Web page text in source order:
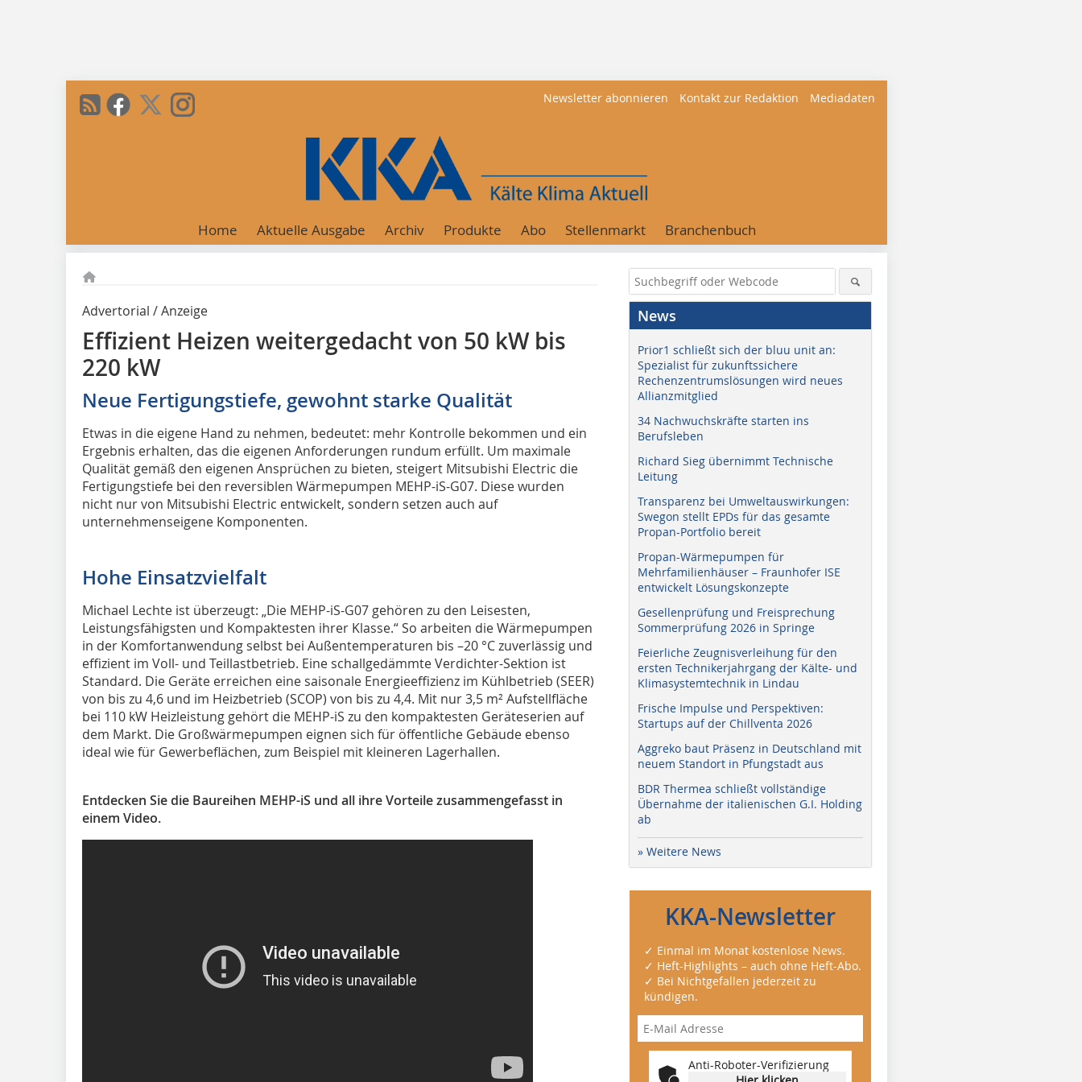
Newsletter abonnieren Kontakt zur Redaktion Mediadaten
Home Aktuelle Ausgabe Archiv Produkte Abo Stellenmarkt Branchenbuch
Advertorial / Anzeige
Effizient Heizen weitergedacht von 50 kW bis
220 kW
Neue Fertigungstiefe, gewohnt starke Qualität
Etwas in die eigene Hand zu nehmen, bedeutet: mehr Kontrolle bekommen und ein
Ergebnis erhalten, das die eigenen Anforderungen rundum erfüllt. Um maximale
Qualität gemäß den eigenen Ansprüchen zu bieten, steigert Mitsubishi Electric die
Fertigungstiefe bei den reversiblen Wärmepumpen MEHP-iS-G07. Diese wurden
nicht nur von Mitsubishi Electric entwickelt, sondern setzen auch auf
unternehmenseigene Komponenten.
Hohe Einsatzvielfalt
Michael Lechte ist überzeugt: „Die MEHP-iS-G07 gehören zu den Leisesten,
Leistungsfähigsten und Kompaktesten ihrer Klasse.“ So arbeiten die Wärmepumpen
in der Komfortanwendung selbst bei Außentemperaturen bis –20 °C zuverlässig und
effizient im Voll- und Teillastbetrieb. Eine schallgedämmte Verdichter-Sektion ist
Standard. Die Geräte erreichen eine saisonale Energieeffizienz im Kühlbetrieb (SEER)
von bis zu 4,6 und im Heizbetrieb (SCOP) von bis zu 4,4. Mit nur 3,5 m² Aufstellfläche
bei 110 kW Heizleistung gehört die MEHP-iS zu den kompaktesten Geräteserien auf
dem Markt. Die Großwärmepumpen eignen sich für öffentliche Gebäude ebenso
ideal wie für Gewerbeflächen, zum Beispiel mit kleineren Lagerhallen.
Entdecken Sie die Baureihen MEHP-iS und all ihre Vorteile zusammengefasst in
einem Video.
News
Prior1 schließt sich der bluu unit an:
Spezialist für zukunftssichere
Rechenzentrumslösungen wird neues
Allianzmitglied
34 Nachwuchskräfte starten ins
Berufsleben
Richard Sieg übernimmt Technische
Leitung
Transparenz bei Umweltauswirkungen:
Swegon stellt EPDs für das gesamte
Propan-Portfolio bereit
Propan-Wärmepumpen für
Mehrfamilienhäuser – Fraunhofer ISE
entwickelt Lösungskonzepte
Gesellenprüfung und Freisprechung
Sommerprüfung 2026 in Springe
Feierliche Zeugnisverleihung für den
ersten Technikerjahrgang der Kälte- und
Klimasystemtechnik in Lindau
Frische Impulse und Perspektiven:
Startups auf der Chillventa 2026
Aggreko baut Präsenz in Deutschland mit
neuem Standort in Pfungstadt aus
BDR Thermea schließt vollständige
Übernahme der italienischen G.I. Holding
ab
» Weitere News
KKA-Newsletter
✓ Einmal im Monat kostenlose News.
✓ Heft-Highlights – auch ohne Heft-Abo.
✓ Bei Nichtgefallen jederzeit zu
kündigen.
Anti-Roboter-Verifizierung